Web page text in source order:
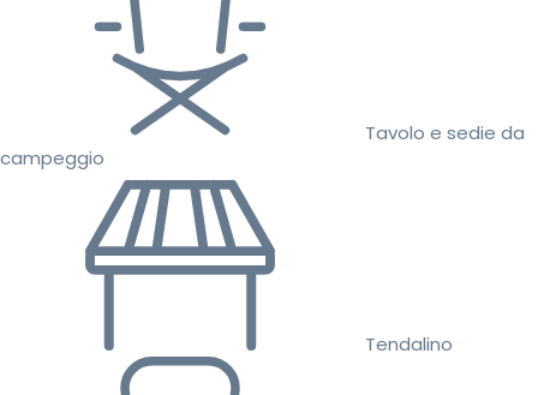
Tavolo e sedie da
campeggio
Tendalino